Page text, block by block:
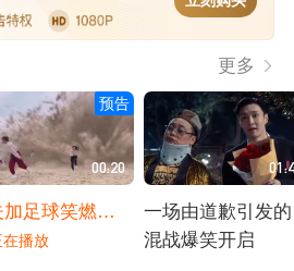
更多
00:20
预告
足球笑燃暑
！
在播放
一场由道歉引发的
混战爆笑开启